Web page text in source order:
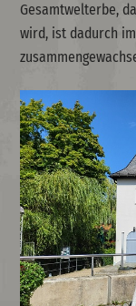
Gesamtwelterbe,
wird, ist dadurch